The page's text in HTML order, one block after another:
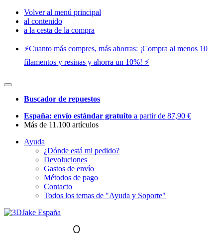
Volver al menú principal
al contenido
a la cesta de la compra
⚡️Cuanto más compres, más ahorras: ¡Compra al menos 10
filamentos y resinas y ahorra un 10%! ⚡️
Buscador de repuestos
España: envío estándar gratuito a partir de 87,90 €
Más de 11.100 artículos
Ayuda
¿Dónde está mi pedido?
Devoluciones
Gastos de envío
Métodos de pago
Contacto
Todos los temas de "Ayuda y Soporte"